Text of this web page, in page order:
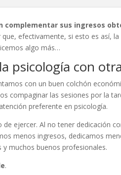
complementar sus ingresos
efectivamente, si esto es así,
algo más…
psicología con
con un buen colchón
compaginar las sesiones por la
preferente en psicología.
ejercer. Al no tener dedicación
menos ingresos, dedicamos
muchos buenos profesionales.
.